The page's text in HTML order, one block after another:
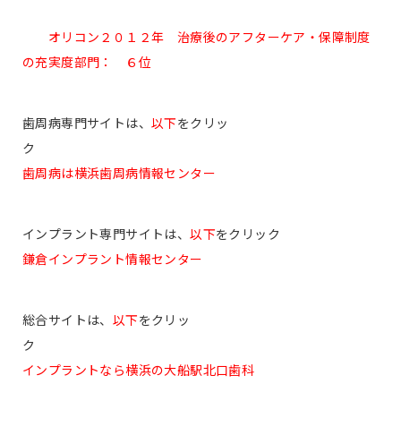
オリコン２０１２年 治療後のアフターケア・保障制度
の充実度部門： ６位
歯周病専門サイトは、 以下をクリッ
ク
歯周病は横浜歯周病情報センター
インプラント専門サイトは、以下をクリック
鎌倉インプラント情報センター
総合サイトは、 以下をクリッ
ク
インプラントなら横浜の大船駅北口歯科